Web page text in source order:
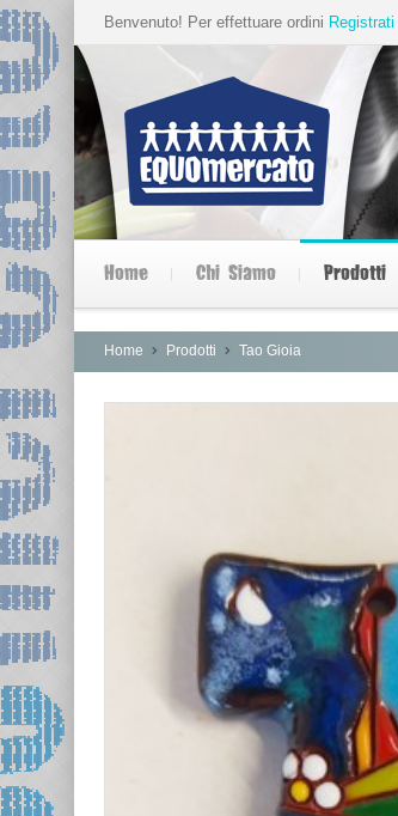
Benvenuto! Per effettuare ordini Registrati
Home Chi Siamo Prodotti
Home Prodotti Tao Gioia